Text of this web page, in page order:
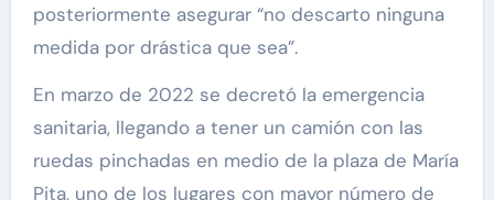
posteriormente asegurar “no descarto ninguna
medida por drástica que sea”.
En marzo de 2022 se decretó la emergencia
sanitaria, llegando a tener un camión con las
ruedas pinchadas en medio de la plaza de María
Pita, uno de los lugares con mayor número de